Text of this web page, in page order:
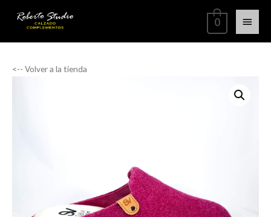
0
<-- Volver a la tienda